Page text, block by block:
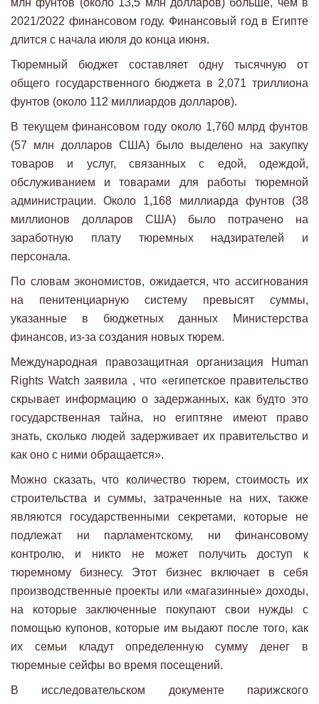
2021/2022 финансовом году. Финансовый год в Египте
длится с начала июля до конца июня.
Тюремный бюджет составляет одну тысячную от
общего государственного бюджета в 2,071 триллиона
фунтов (около 112 миллиардов долларов).
В текущем финансовом году около 1,760 млрд фунтов
(57 млн ​​долларов США) было выделено на закупку
товаров и услуг, связанных с едой, одеждой,
обслуживанием и товарами для работы тюремной
администрации. Около 1,168 миллиарда фунтов (38
миллионов долларов США) было потрачено на
заработную плату тюремных надзирателей и
персонала.
По словам экономистов, ожидается, что ассигнования
на пенитенциарную систему превысят суммы,
указанные в бюджетных данных Министерства
финансов, из-за создания новых тюрем.
Международная правозащитная организация Human
Rights Watch заявила , что «египетское правительство
скрывает информацию о задержанных, как будто это
государственная тайна, но египтяне имеют право
знать, сколько людей задерживает их правительство и
как оно с ними обращается».
Можно сказать, что количество тюрем, стоимость их
строительства и суммы, затраченные на них, также
являются государственными секретами, которые не
подлежат ни парламентскому, ни финансовому
контролю, и никто не может получить доступ к
тюремному бизнесу. Этот бизнес включает в себя
производственные проекты или «магазинные» доходы,
на которые заключенные покупают свои нужды с
помощью купонов, которые им выдают после того, как
их семьи кладут определенную сумму денег в
тюремные сейфы во время посещений.
В исследовательском документе парижского